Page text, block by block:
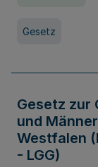
Gesetz
Gesetz zur
und
Westfalen
- LGG)